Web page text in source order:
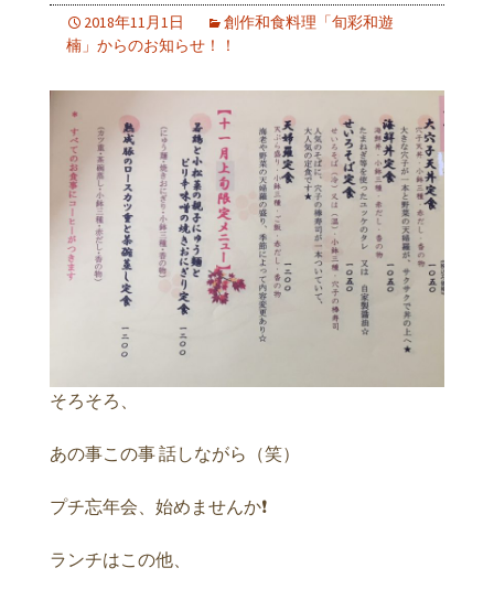
2018年11月1日
創作和食料理「旬彩和遊
楠」からのお知らせ！！
そろそろ、
あの事この事 話しながら（笑）
プチ忘年会、始めませんか❗️
ランチはこの他、